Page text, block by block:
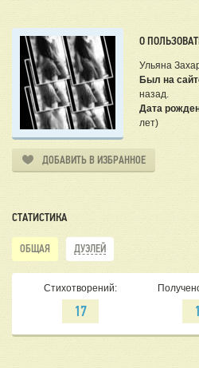
О
Ульяна
Был на
назад.
Дата
лет)
ДОБАВИТЬ В ИЗБРАННОЕ
СТАТИСТИКА
ОБЩАЯ ДУЭЛЕЙ
Стихотворений:
17